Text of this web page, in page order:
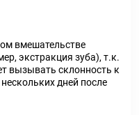
вмешательстве
экстракция зуба), т.к.
вызывать склонность к
дней после